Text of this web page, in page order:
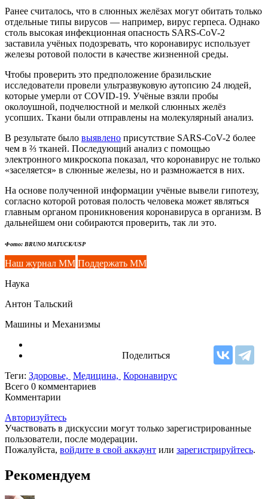
Ранее считалось, что в слюнных желёзах могут обитать только
отдельные типы вирусов — например, вирус герпеса. Однако
столь высокая инфекционная опасность SARS-CoV-2
заставила учёных подозревать, что коронавирус использует
железы ротовой полости в качестве жизненной среды.
Чтобы проверить это предположение бразильские
исследователи провели ультразвуковую аутопсию 24 людей,
которые умерли от COVID-19. Учёные взяли пробы
околоушной, подчелюстной и мелкой слюнных желёз
усопших. Ткани были отправлены на молекулярный анализ.
В результате было выявлено присутствие SARS-CoV-2 более
чем в ⅔ тканей. Последующий анализ с помощью
электронного микроскопа показал, что коронавирус не только
«заселяется» в слюнные железы, но и размножается в них.
На основе полученной информации учёные вывели гипотезу,
согласно которой ротовая полость человека может являться
главным органом проникновения коронавируса в организм. В
дальнейшем они собираются проверить, так ли это.
Фото: BRUNO MATUCK/USP
Наш журнал ММ Поддержать ММ
Наука
Антон Тальский
Машины и Механизмы
Поделиться
Теги: Здоровье, Медицина, Коронавирус
Всего 0 комментариев
Комментарии
Авторизуйтесь
Участвовать в дискуссии могут только зарегистрированные
пользователи, после модерации.
Пожалуйста, войдите в свой аккаунт или зарегистрируйтесь.
Рекомендуем